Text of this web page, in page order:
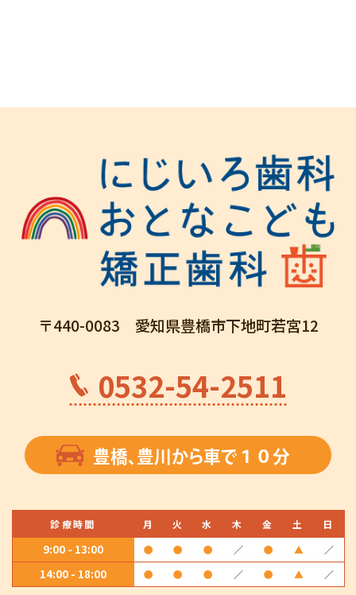
〒440-0083 愛知県豊橋市下地町若宮12
0532-54-2511
豊橋、豊川から車で１０分
診療時間 月 火 水 木 金 土 日
9:00 - 13:00 ● ● ● ／ ● ▲ ／
14:00 - 18:00 ● ● ● ／ ● ▲ ／